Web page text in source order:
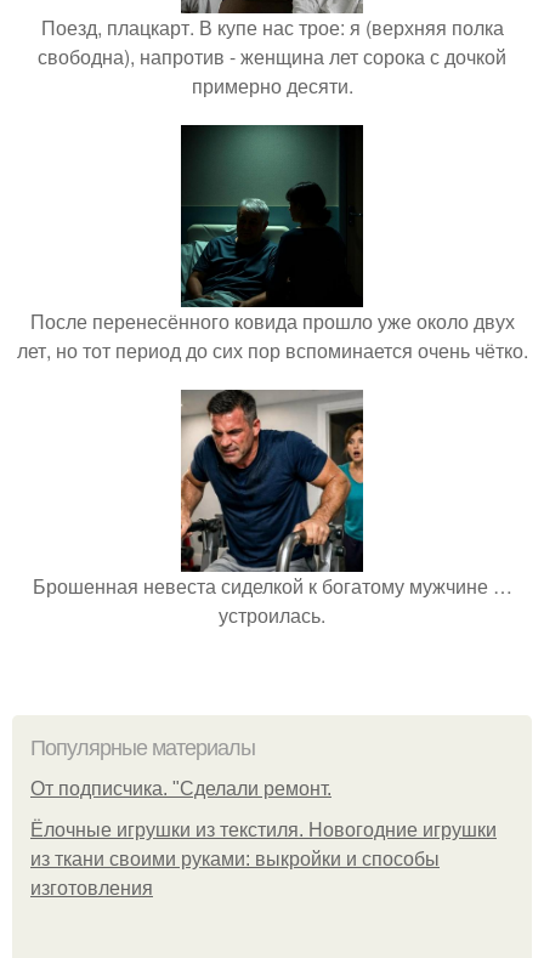
Поезд, плацкарт. В купе нас трое: я (верхняя полка
свободна), напротив - женщина лет сорока с дочкой
примерно десяти.
После перенесённого ковида прошло уже около двух
лет, но тот период до сих пор вспоминается очень чётко.
Брошенная невеста сиделкой к богатому мужчине …
устроилась.
Популярные материалы
От подписчика. "Сделали ремонт.
Ёлочные игрушки из текстиля. Новогодние игрушки
из ткани своими руками: выкройки и способы
изготовления